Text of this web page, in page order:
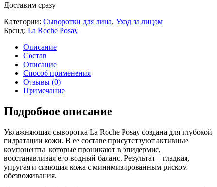
Доставим сразу
Категории: Сыворотки для лица, Уход за лицом
Бренд: La Roche Posay
Описание
Состав
Описание
Способ применения
Отзывы (0)
Примечание
Подробное описание
Увлажняющая сыворотка La Roche Posay создана для глубокой
гидратации кожи. В ее составе присутствуют активные
компоненты, которые проникают в эпидермис,
восстанавливая его водный баланс. Результат – гладкая,
упругая и сияющая кожа с минимизированным риском
обезвоживания.